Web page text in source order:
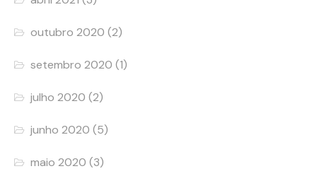
outubro 2020 (2)
setembro 2020 (1)
julho 2020 (2)
junho 2020 (5)
maio 2020 (3)